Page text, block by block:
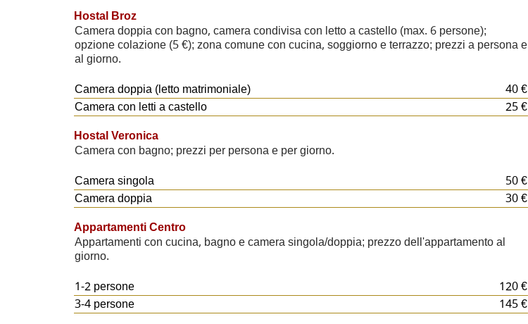
Hostal Broz
Camera doppia con bagno, camera condivisa con letto a castello (max. 6 persone);
opzione colazione (5 €); zona comune con cucina, soggiorno e terrazzo; prezzi a persona e
al giorno.
Camera doppia (letto matrimoniale)
40 €
Camera con letti a castello
25 €
Hostal Veronica
Camera con bagno; prezzi per persona e per giorno.
Camera singola
50 €
Camera doppia
30 €
Appartamenti Centro
Appartamenti con cucina, bagno e camera singola/doppia; prezzo dell'appartamento al
giorno.
1-2 persone
120 €
3-4 persone
145 €